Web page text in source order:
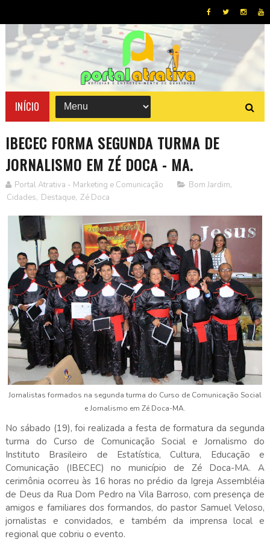
INÍCIO
IBECEC FORMA SEGUNDA TURMA DE
JORNALISMO EM ZÉ DOCA - MA.
Portal Atrativa - Marketing e Comunicação Bom Jardim,
Cidades, Destaque, Zé Doca
Jornalistas formados na segunda turma do Curso de Comunicação Social
e Jornalismo em Zé Doca-MA.
No sábado (19), foi realizada a festa de formatura da segunda
turma do Curso de Comunicação Social e Jornalismo do
Instituto Brasileiro de Estatística, Cultura, Educação e
Comunicação (IBECEC) no município de Zé Doca-MA. A
cerimônia ocorreu às 16 horas no prédio da Igreja Assembléia
de Deus da Rua Dom Pedro na Vila Barroso, com presença de
amigos e familiares dos formandos, do pastor Samuel Veloso,
jornalistas e convidados, e também da imprensa local e
regional que cobriu o evento.